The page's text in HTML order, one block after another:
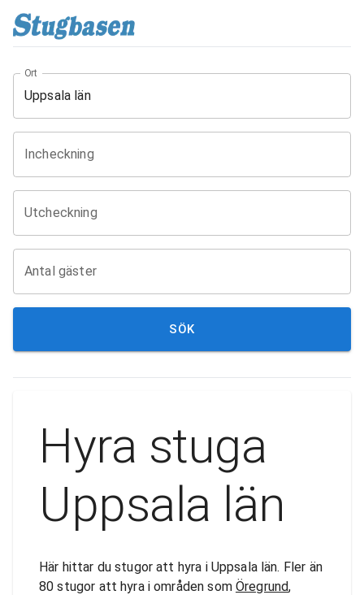
Ort
Incheckning
Utcheckning
Antal gäster
SÖK
Hyra stuga
Uppsala län
Här hittar du stugor att hyra i Uppsala län. Fler än
80 stugor att hyra i områden som Öregrund,